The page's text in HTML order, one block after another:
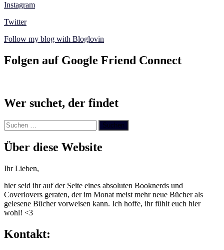
Instagram
Twitter
Follow my blog with Bloglovin
Folgen auf Google Friend Connect
Wer suchet, der findet
Suchen
nach:
Über diese Website
Ihr Lieben,
hier seid ihr auf der Seite eines absoluten Booknerds und
Coverlovers geraten, der im Monat meist mehr neue Bücher als
gelesene Bücher vorweisen kann. Ich hoffe, ihr fühlt euch hier
wohl! <3
Kontakt: